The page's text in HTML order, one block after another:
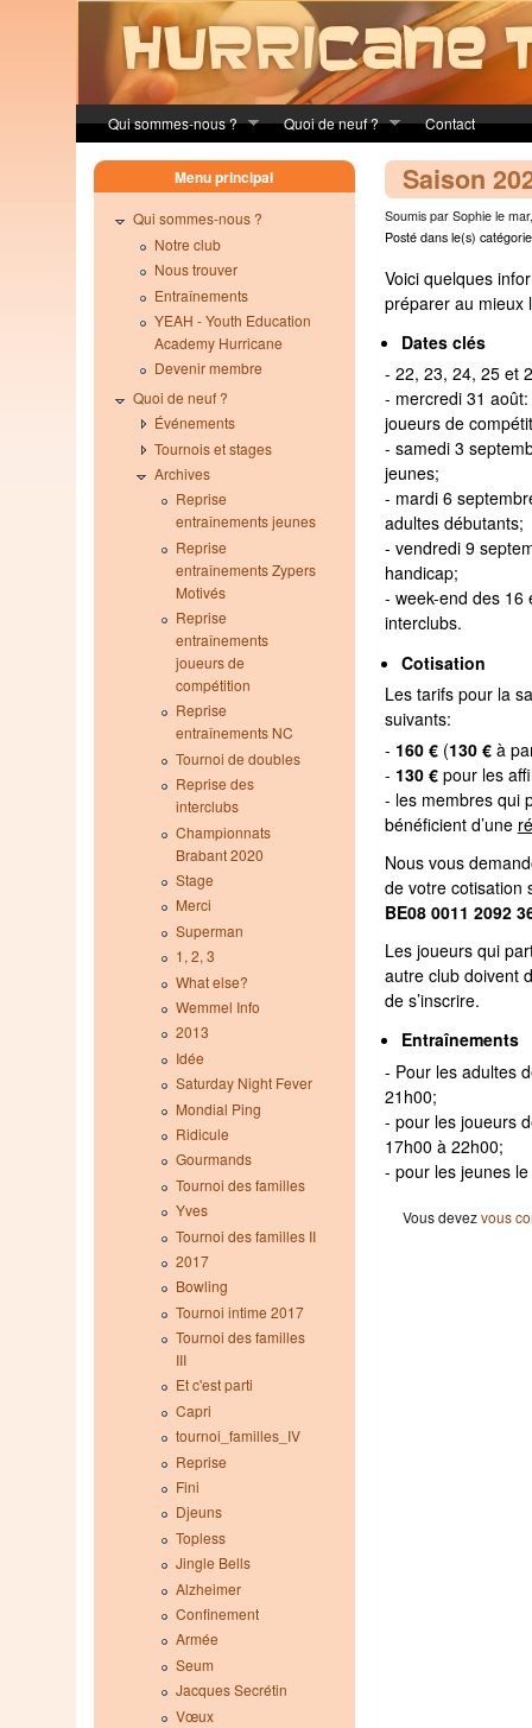
Qui sommes-nous ? Quoi de neuf ? Contact
Saison
Soumis par Sophie le
Posté dans le(s)
Voici quelques
préparer au mieux
Dates clés
- 22, 23, 24, 25 et
- mercredi 31
joueurs de
- samedi 3
jeunes;
- mardi 6
adultes débutants;
- vendredi 9
handicap;
- week-end des 16
interclubs.
Cotisation
Les tarifs pour la
suivants:
- 160 €(130 €à
- 130 €pour les
- les membres qui
bénéficient d’une
Nous vous
de votre cotisation
BE08 0011 2092
Les joueurs qui
autre club doivent
de s’inscrire.
Entraînements
- Pour les adultes
21h00;
- pour les joueurs
17h00 à 22h00;
- pour les jeunes
Vous devezvous
Menu principal
Qui sommes-nous ?
Notre club
Nous trouver
Entraînements
YEAH - Youth Education
Academy Hurricane
Devenir membre
Quoi de neuf ?
Événements
Tournois et stages
Archives
Reprise
entraînements jeunes
Reprise
entraînements Zypers
Motivés
Reprise
entraînements
joueurs de
compétition
Reprise
entraînements NC
Tournoi de doubles
Reprise des
interclubs
Championnats
Brabant 2020
Stage
Merci
Superman
1, 2, 3
What else?
Wemmel Info
2013
Idée
Saturday Night Fever
Mondial Ping
Ridicule
Gourmands
Tournoi des familles
Yves
Tournoi des familles II
2017
Bowling
Tournoi intime 2017
Tournoi des familles
III
Et c'est parti
Capri
tournoi_familles_IV
Reprise
Fini
Djeuns
Topless
Jingle Bells
Alzheimer
Confinement
Armée
Seum
Jacques Secrétin
Vœux